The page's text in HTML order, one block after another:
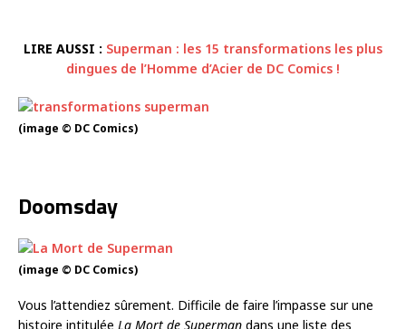
LIRE AUSSI : Superman : les 15 transformations les plus
dingues de l’Homme d’Acier de DC Comics !
(image © DC Comics)
Doomsday
(image © DC Comics)
Vous l’attendiez sûrement. Difficile de faire l’impasse sur une
histoire intitulée La Mort de Superman dans une liste des